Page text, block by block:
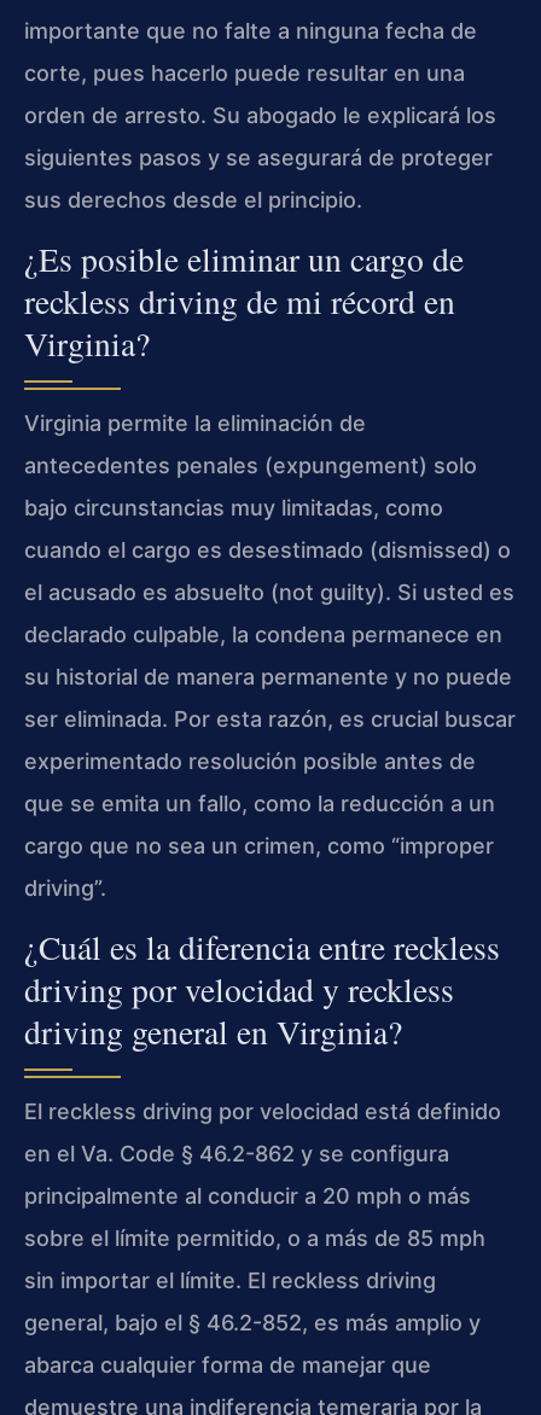
importante que no falte a ninguna fecha de
corte, pues hacerlo puede resultar en una
orden de arresto. Su abogado le explicará los
siguientes pasos y se asegurará de proteger
sus derechos desde el principio.
¿Es posible eliminar un cargo de
reckless driving de mi récord en
Virginia?
Virginia permite la eliminación de
antecedentes penales (expungement) solo
bajo circunstancias muy limitadas, como
cuando el cargo es desestimado (dismissed) o
el acusado es absuelto (not guilty). Si usted es
declarado culpable, la condena permanece en
su historial de manera permanente y no puede
ser eliminada. Por esta razón, es crucial buscar
experimentado resolución posible antes de
que se emita un fallo, como la reducción a un
cargo que no sea un crimen, como “improper
driving”.
¿Cuál es la diferencia entre reckless
driving por velocidad y reckless
driving general en Virginia?
El reckless driving por velocidad está definido
en el Va. Code § 46.2-862 y se configura
principalmente al conducir a 20 mph o más
sobre el límite permitido, o a más de 85 mph
sin importar el límite. El reckless driving
general, bajo el § 46.2-852, es más amplio y
abarca cualquier forma de manejar que
demuestre una indiferencia temeraria por la